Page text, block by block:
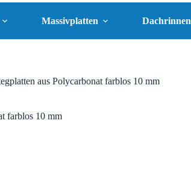
Massivplatten Dachrinnen
aus Polycarbonat farblos 10 mm